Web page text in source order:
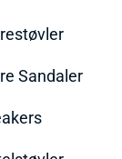
Sandaler